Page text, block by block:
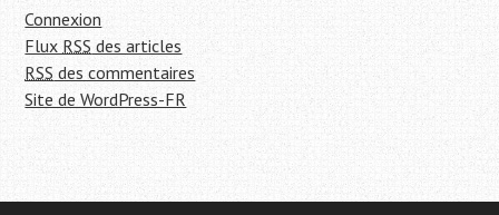
Connexion
Flux RSS des articles
RSS des commentaires
Site de WordPress-FR